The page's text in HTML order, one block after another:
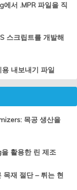
서 .MPR 파일을 직
스크립트를 개발해
내보내기 파일
목공 생산을
활용한 린 제조
재 절단 – 튀는 현